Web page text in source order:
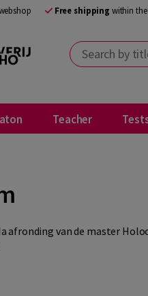
Free shipping within the
Search by title,
Teacher
afronding van de master